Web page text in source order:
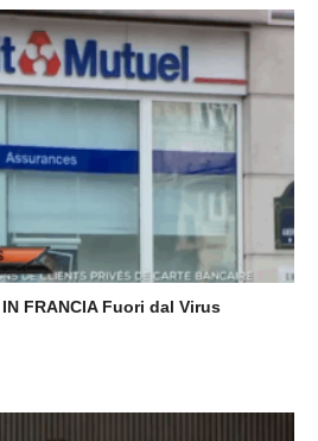
FRANCIA Fuori dal Virus